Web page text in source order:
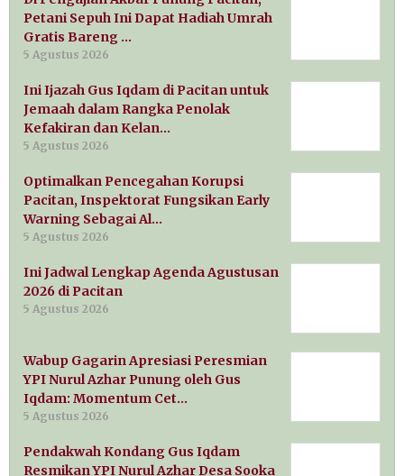
Petani Sepuh Ini Dapat Hadiah Umrah
Gratis Bareng …
5 Agustus 2026
Ini Ijazah Gus Iqdam di Pacitan untuk
Jemaah dalam Rangka Penolak
Kefakiran dan Kelan…
5 Agustus 2026
Optimalkan Pencegahan Korupsi
Pacitan, Inspektorat Fungsikan Early
Warning Sebagai Al…
5 Agustus 2026
Ini Jadwal Lengkap Agenda Agustusan
2026 di Pacitan
5 Agustus 2026
Wabup Gagarin Apresiasi Peresmian
YPI Nurul Azhar Punung oleh Gus
Iqdam: Momentum Cet…
5 Agustus 2026
Pendakwah Kondang Gus Iqdam
Resmikan YPI Nurul Azhar Desa Sooka